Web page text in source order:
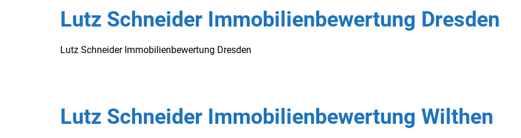
Lutz Schneider Immobilienbewertung Dresden
Lutz Schneider Immobilienbewertung Dresden
Lutz Schneider Immobilienbewertung Wilthen